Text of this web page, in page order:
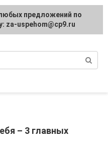
и
– 3 главных
предложений по
za-uspehom@cp9.ru